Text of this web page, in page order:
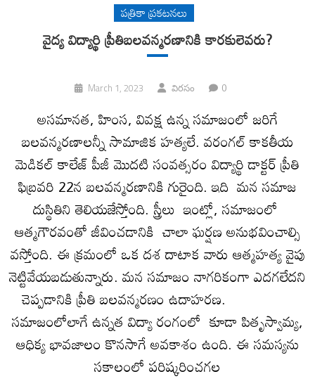
పత్రికా ప్రకటనలు
వైద్య విద్యార్థి ప్రీతిబలవన్మరణానికి కారకులెవరు?
March 1, 2023 విరసం 0
అసమానత, హింస, వివక్ష ఉన్న సమాజంలో జరిగే
బలవన్మరణాలన్నీ సామాజిక హత్యలే. వరంగల్‌ కాకతీయ
మెడికల్‌ కాలేజ్‌ పీజీ మొదటి సంవత్సరం విద్యార్థి డాక్టర్‌ ప్రీతి
ఫిబ్రవరి 22న బలవన్మరణానికి గురైంది. ఇది మన సమాజ
దుస్థితిని తెలియజేస్తోంది. స్త్రీలు ఇంట్లో, సమాజంలో
ఆత్మగౌరవంతో జీవించడానికి చాలా ఘర్షణ అనుభవించాల్సి
వస్తోంది. ఈ క్రమంలో ఒక దశ దాటాక వారు ఆత్మహత్య వైపు
నెట్టివేయబడుతున్నారు. మన సమాజం నాగరికంగా ఎదగలేదని
చెప్పడానికి ప్రీతి బలవన్మరణం ఉదాహరణ.
సమాజంలోలాగే ఉన్నత విద్యా రంగంలో కూడా పితృస్వామ్య,
ఆధిక్య భావజాలం కొనసాగే అవకాశం ఉంది. ఈ సమస్యను
సకాలంలో పరిష్కరించగల